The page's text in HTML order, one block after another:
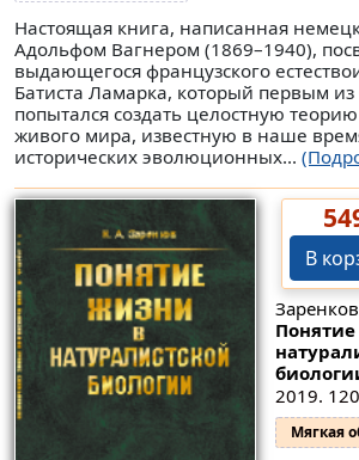
Настоящая книга, написанная
Адольфом Вагнером (1869–1940),
выдающегося французского
Батиста Ламарка, который первым из
попытался создать целостную
живого мира, известную в наше
исторических эволюционных...
В
2019.
Мягкая